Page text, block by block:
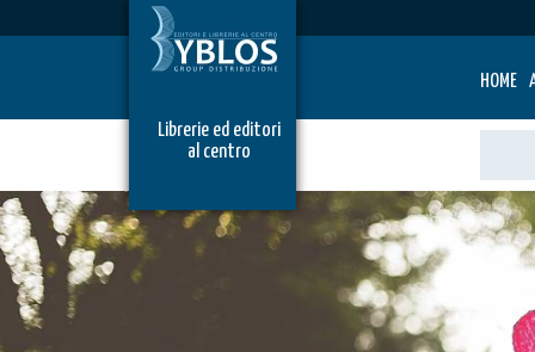
HOME
Librerie ed editori
al centro